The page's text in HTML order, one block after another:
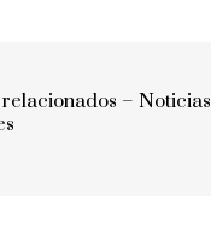
– Noticias